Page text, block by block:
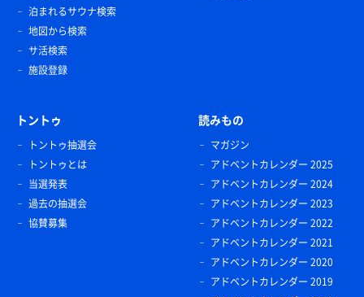
泊まれるサウナ検索
地図から検索
サ活検索
施設登録
トントゥ
トントゥ抽選会
トントゥとは
当選発表
過去の抽選会
協賛募集
読みもの
マガジン
アドベントカレンダー 2025
アドベントカレンダー 2024
アドベントカレンダー 2023
アドベントカレンダー 2022
アドベントカレンダー 2021
アドベントカレンダー 2020
アドベントカレンダー 2019